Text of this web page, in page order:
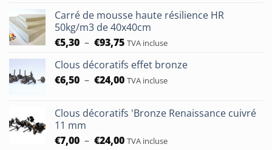
prix :
€8,25
à
Carré de mousse haute résilience HR
50kg/m3 de 40x40cm
€5,30 – €93,75Plage
prix :
€5,30
TVA incluse
Clous décoratifs effet bronze
€6,50 – €24,00Plage
€6,50
€24,00
TVA incluse
Clous décoratifs 'Bronze Renaissance cuivré
11 mm
€7,00 – €24,00Plage
TVA incluse